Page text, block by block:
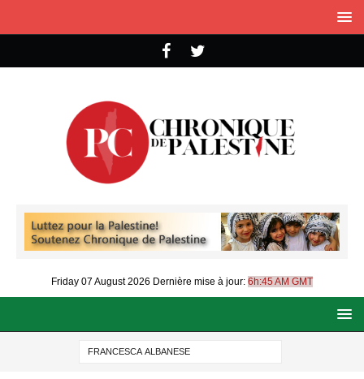
Friday 07 August 2026 Dernière mise à jour: 6h:45 AM GMT